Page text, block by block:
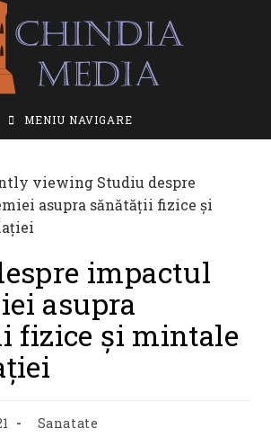
MENIU NAVIGARE
impactul
asupra
fizice și mintale
Post
Sanatate